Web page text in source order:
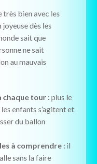
très bien avec les
dès les
sait que
ne sait
au mauvais
chaque tour :plus le
enfants s’agitent et
du ballon
à comprendre :il
sans la faire